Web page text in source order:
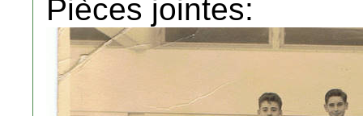
Pièces jointes: